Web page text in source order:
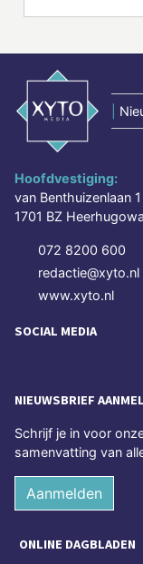
Hoofdvestiging:
van Benthuizenlaan 1
1701 BZ
072 8200 600
redactie@xyto.nl
www.xyto.nl
SOCIAL MEDIA
NIEUWSBRIEF
Schrijf je in voor
samenvatting van
Aanmelden
ONLINE DAGBLADEN